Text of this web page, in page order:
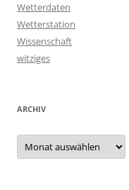
Wetterdaten
Wetterstation
Wissenschaft
witziges
ARCHIV
Archiv